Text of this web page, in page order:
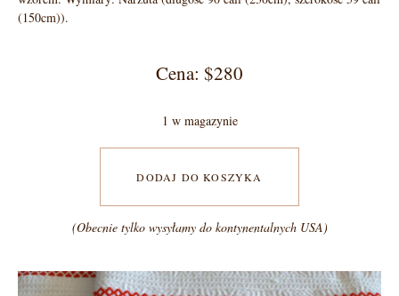
(150cm)).
Cena: $280
1 w magazynie
DODAJ DO KOSZYKA
(Obecnie tylko wysyłamy do kontynentalnych USA)